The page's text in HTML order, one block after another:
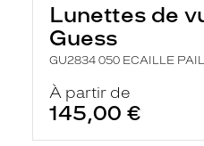
Lunettes de
Guess
GU2834 050 ECAILLE
À partir de
145,00 €